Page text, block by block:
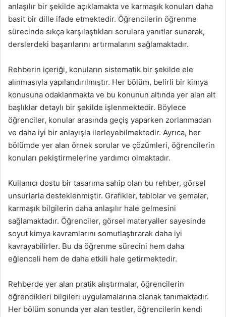
anlaşılır bir şekilde açıklamakta ve karmaşık konuları daha
basit bir dille ifade etmektedir. Öğrencilerin öğrenme
sürecinde sıkça karşılaştıkları sorulara yanıtlar sunarak,
derslerdeki başarılarını artırmalarını sağlamaktadır.
Rehberin içeriği, konuların sistematik bir şekilde ele
alınmasıyla yapılandırılmıştır. Her bölüm, belirli bir kimya
konusuna odaklanmakta ve bu konunun altında yer alan alt
başlıklar detaylı bir şekilde işlenmektedir. Böylece
öğrenciler, konular arasında geçiş yaparken zorlanmadan
ve daha iyi bir anlayışla ilerleyebilmektedir. Ayrıca, her
bölümde yer alan örnek sorular ve çözümleri, öğrencilerin
konuları pekiştirmelerine yardımcı olmaktadır.
Kullanıcı dostu bir tasarıma sahip olan bu rehber, görsel
unsurlarla desteklenmiştir. Grafikler, tablolar ve şemalar,
karmaşık bilgilerin daha anlaşılır hale gelmesini
sağlamaktadır. Öğrenciler, görsel materyaller sayesinde
soyut kimya kavramlarını somutlaştırarak daha iyi
kavrayabilirler. Bu da öğrenme sürecini hem daha
eğlenceli hem de daha etkili hale getirmektedir.
Rehberde yer alan pratik alıştırmalar, öğrencilerin
öğrendikleri bilgileri uygulamalarına olanak tanımaktadır.
Her bölüm sonunda yer alan testler, öğrencilerin kendi